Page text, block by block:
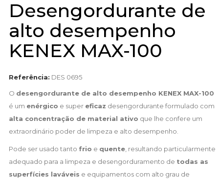
Desengordurante de
alto desempenho
KENEX MAX-100
Referência: DES 0695
O desengordurante de alto desempenho KENEX MAX-100
é um enérgico e super eficaz desengordurante formulado com
alta concentração de material ativo que lhe confere um
extraordinário poder de limpeza e alto desempenho.
Pode ser usado tanto frio e quente, resultando particularmente
adequado para a limpeza e desengorduramento de todas as
superfícies laváveis e equipamentos com alto grau de